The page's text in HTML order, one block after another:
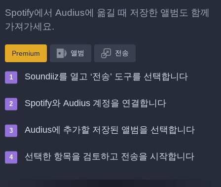
Spotify에서 Audius에 옮길 때 저장한 앨범도 함께
가져가세요.
Premium 앨범 전송
Soundiiz를 열고 ‘전송’ 도구를 선택합니다
Spotify와 Audius 계정을 연결합니다
Audius에 추가할 저장된 앨범을 선택합니다
선택한 항목을 검토하고 전송을 시작합니다